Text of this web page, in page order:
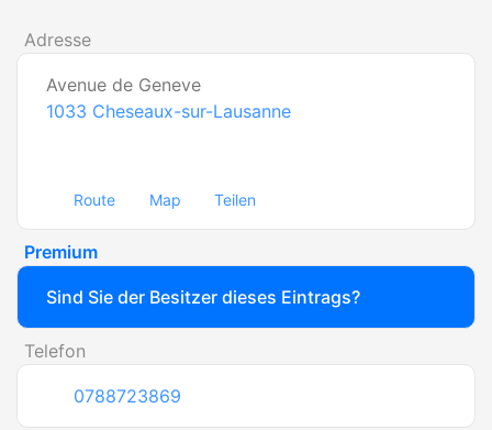
Adresse
Avenue de Geneve
1033 Cheseaux-sur-Lausanne
Route Map Teilen
Premium
Sind Sie der Besitzer dieses Eintrags?
Telefon
0788723869